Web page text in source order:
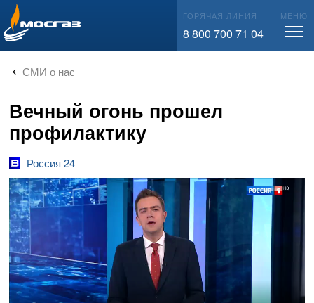
info@mos-gaz.ru ГОРЯЧАЯ ЛИНИЯ
8 800 700 71 04
МЕНЮ
СМИ о нас
Вечный огонь прошел
профилактику
Россия 24